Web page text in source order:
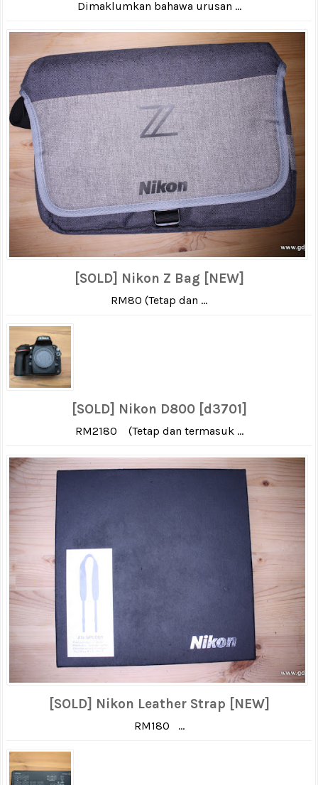
Dimaklumkan bahawa urusan ...
[SOLD] Nikon Z Bag [NEW]
RM80 (Tetap dan ...
[SOLD] Nikon D800 [d3701]
RM2180 (Tetap dan termasuk ...
[SOLD] Nikon Leather Strap [NEW]
RM180 ...